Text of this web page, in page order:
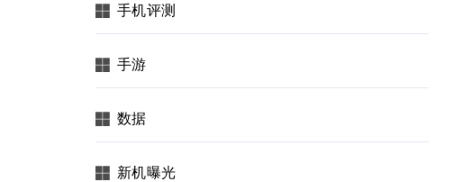
手机评测
手游
数据
新机曝光